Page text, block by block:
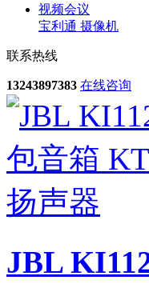
视频会议
宝利通 摄像机
联系热线
13243897383 在线咨询
JBL